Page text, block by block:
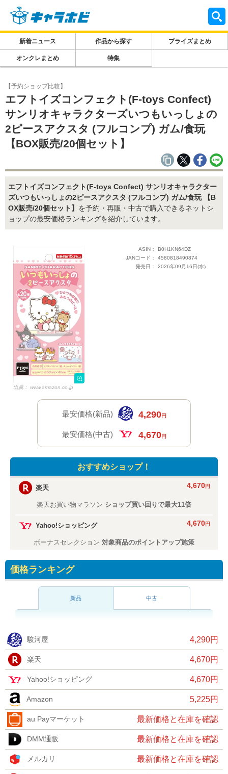
新着ニュース 作品から探す プライズまとめ
オンクレまとめ 特集
【予約ショップ比較】
エフトイズコンフェクト(F-toys Confect)
サンリオキャラクターズいつもいっしょの
2ピースアクスタ (フルコンプ) ガム/食玩
【BOX販売/20個セット】
エフトイズコンフェクト(F-toys Confect) サンリオキャラクター
ズいつもいっしょの2ピースアクスタ (フルコンプ) ガム/食玩 【B
OX販売/20個セット】 を予約・再販・中古で購入できるネットシ
ョップの最安価格ランキングを紹介しています。
出典： www.amazon.co.jp
ASIN：
B0H1KN64DZ
JANコード：
4580818490874
発売日：
2026年09月16日(水)
最安価格(新品) 4,290円
最安価格(中古) 4,670円
おすすめショップ！
楽天 4,670円
楽天お買い物マラソン ショップ買い回りで最大11倍
Yahoo!ショッピング 4,670円
ボーナスセレクション 対象商品のポイントアップ施策
価格ランキング
新品 中古
駿河屋 4,290円
楽天 4,670円
Yahoo!ショッピング 4,670円
Amazon 5,225円
au Payマーケット 最新価格と在庫を確認
DMM通販 最新価格と在庫を確認
メルカリ 最新価格と在庫を確認